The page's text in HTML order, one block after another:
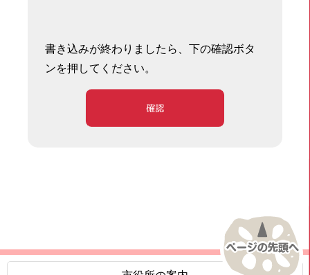
書き込みが終わりましたら、下の確認ボタ
ンを押してください。
確認